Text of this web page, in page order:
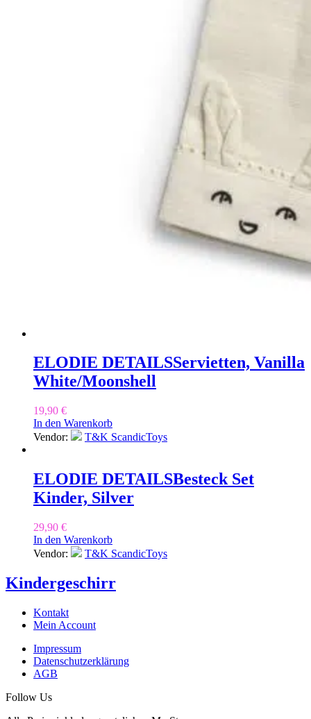
ELODIE DETAILSServietten, Vanilla
White/Moonshell
19,90 €
In den Warenkorb
Vendor:
T&K ScandicToys
ELODIE DETAILSBesteck Set
Kinder, Silver
29,90 €
In den Warenkorb
Vendor:
T&K ScandicToys
Kindergeschirr
Kontakt
Mein Account
Impressum
Datenschutzerklärung
AGB
Follow Us